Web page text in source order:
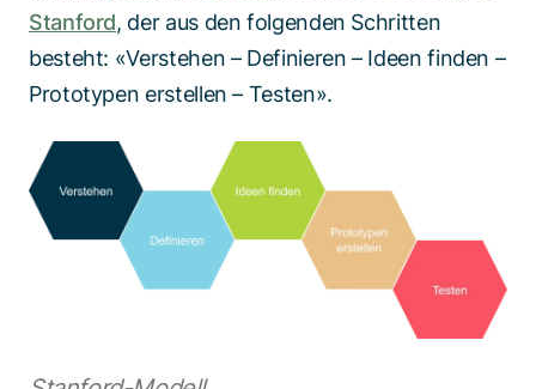
Stanford, der aus den folgenden Schritten
besteht: «Verstehen – Definieren – Ideen finden –
Prototypen erstellen – Testen».